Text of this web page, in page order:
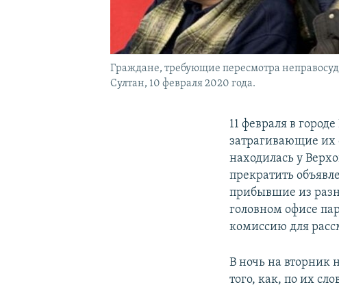
Граждане, требующие пересмотра
Султан, 10 февраля 2020 года.
11 февраля в
затрагивающие их
находилась у
прекратить
прибывшие из
головном офисе
комиссию для
В ночь на вторник
того, как, по их